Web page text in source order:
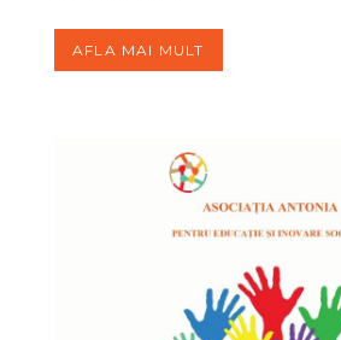
AFLA MAI MULT